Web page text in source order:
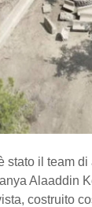
stato il team
Alaaddin
costruito